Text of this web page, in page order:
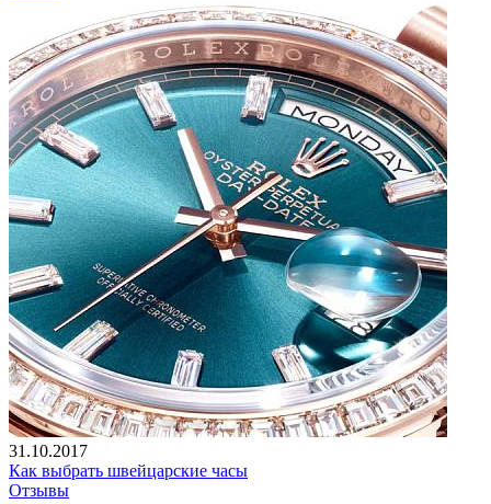
31.10.2017
Как выбрать швейцарские часы
Отзывы